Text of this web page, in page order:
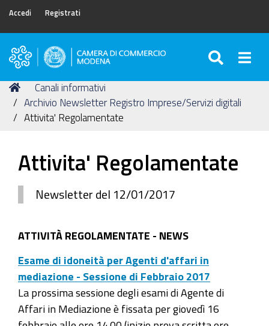
Accedi Registrati
Camera
Commercio
di
Modena
Tu
sei
qui:
Home
Canali informativi
Archivio Newsletter Registro Imprese/Servizi digitali
Attivita' Regolamentate
Attivita' Regolamentate
Newsletter del 12/01/2017
ATTIVITÀ REGOLAMENTATE - NEWS
Esame di idoneità per Agenti d'affari in
mediazione - Sessione di Febbraio 2017
La prossima sessione degli esami di Agente di
Affari in Mediazione è fissata per giovedì 16